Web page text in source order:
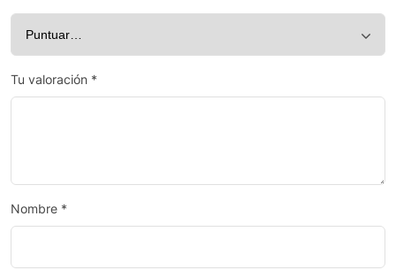
Tu valoración *
Nombre *